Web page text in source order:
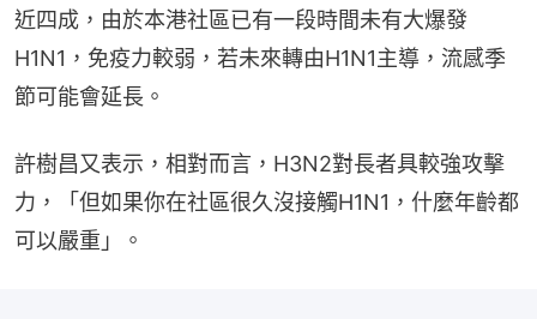
近四成，由於本港社區已有一段時間未有大爆發
H1N1，免疫力較弱，若未來轉由H1N1主導，流感季
節可能會延長。
許樹昌又表示，相對而言，H3N2對長者具較強攻擊
力，「但如果你在社區很久沒接觸H1N1，什麼年齡都
可以嚴重」。